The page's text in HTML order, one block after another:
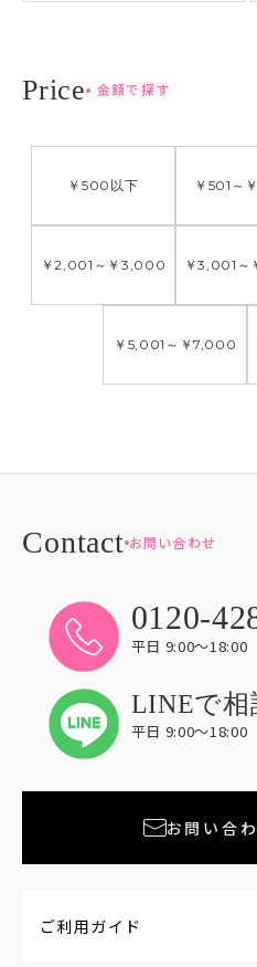
金額で探す
￥500 以下 ￥501 ～
￥2,001 ～ ￥3,000 ￥3,001 ～
￥5,001 ～ ￥7,000
お問い合わせ
0120-
平日 9:00〜18:00
LINEで相
平日 9:00〜18:00
お問い合
ご利用ガイド